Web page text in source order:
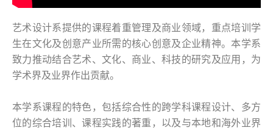
艺术设计系提供的课程着重管理及商业领域，重点培训学
生在文化及创意产业所需的核心创意及企业精神。本学系
致力推动结合艺术、文化、商业、科技的研究及应用，为
学术界及业界作出贡献。
本学系课程的特色，包括综合性的跨学科课程设计、多方
位的综合培训、课程实践的著重，以及与本地和海外业界